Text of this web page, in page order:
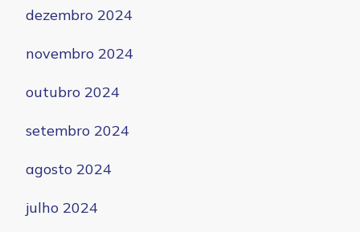
dezembro 2024
novembro 2024
outubro 2024
setembro 2024
agosto 2024
julho 2024